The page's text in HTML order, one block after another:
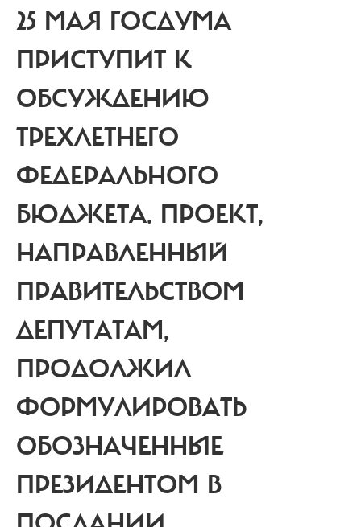
25 МАЯ ГОСДУМА
ПРИСТУПИТ К
ОБСУЖДЕНИЮ
ТРЕХЛЕТНЕГО
ФЕДЕРАЛЬНОГО
БЮДЖЕТА. ПРОЕКТ,
НАПРАВЛЕННЫЙ
ПРАВИТЕЛЬСТВОМ
ДЕПУТАТАМ,
ПРОДОЛЖИЛ
ФОРМУЛИРОВАТЬ
ОБОЗНАЧЕННЫЕ
ПРЕЗИДЕНТОМ В